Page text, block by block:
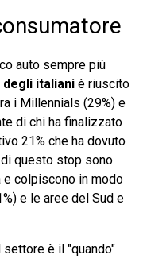
auto sempre più
degli italiani è riuscito
i Millennials (29%) e
di chi ha finalizzato
21% che ha dovuto
questo stop sono
e colpiscono in modo
e le aree del Sud e
è il "quando"